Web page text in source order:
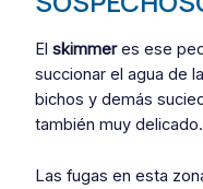
El skimmeres ese
succionar el agua de
bichos y demás
también muy delicado.
Las fugas en esta